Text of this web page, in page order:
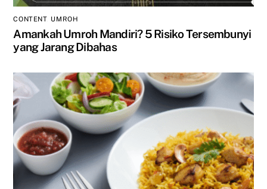
CONTENT, UMROH
Amankah Umroh Mandiri? 5 Risiko Tersembunyi
yang Jarang Dibahas